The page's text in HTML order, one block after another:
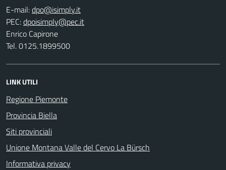
E-mail:
PEC:
Enrico Capirone
Tel. 0125.1899500
LINK UTILI
Regione Piemonte
Provincia Biella
Siti provinciali
Unione Montana Valle del Cervo La Bürsch
Informativa privacy